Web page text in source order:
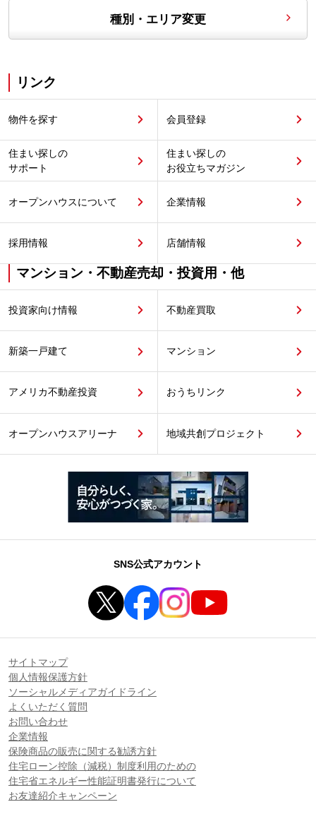
種別・エリア変更
リンク
物件を探す 会員登録
住まい探しの
サポート
住まい探しの
お役立ちマガジン
オープンハウスについて 企業情報
採用情報 店舗情報
マンション・不動産売却・投資用・他
投資家向け情報 不動産買取
新築一戸建て マンション
アメリカ不動産投資 おうちリンク
オープンハウスアリーナ 地域共創プロジェクト
SNS公式アカウント
サイトマップ
個人情報保護方針
ソーシャルメディアガイドライン
よくいただく質問
お問い合わせ
企業情報
保険商品の販売に関する勧誘方針
住宅ローン控除（減税）制度利用のための
住宅省エネルギー性能証明書発行について
お友達紹介キャンペーン